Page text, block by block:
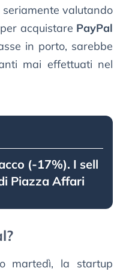
valutando
acquistare PayPal
in porto, sarebbe
mai effettuati nel
(-17%). I sell
Piazza Affari
martedì, la startup